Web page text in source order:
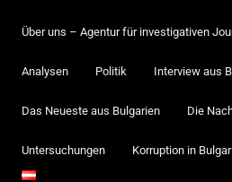
Über uns – Agentur für investigativen
Analysen Politik Interview aus
Das Neueste aus Bulgarien Die
Untersuchungen Korruption in